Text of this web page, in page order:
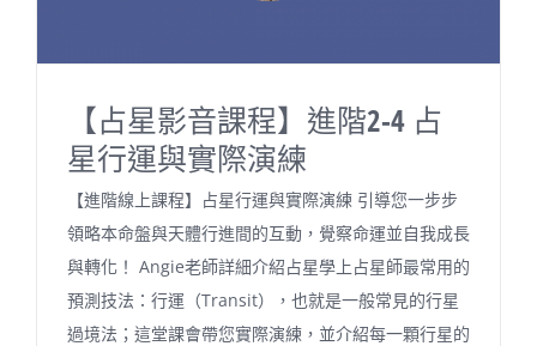
【占星影音課程】進階2-4 占
星行運與實際演練
【進階線上課程】占星行運與實際演練 引導您一步步
領略本命盤與天體行進間的互動，覺察命運並自我成長
與轉化！ Angie老師詳細介紹占星學上占星師最常用的
預測技法：行運（Transit），也就是一般常見的行星
過境法；這堂課會帶您實際演練，並介紹每一顆行星的